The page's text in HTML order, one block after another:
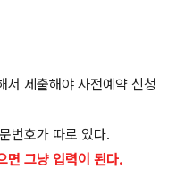
서 제출해야 사전예약 신청
번호가 따로 있다.
면 그냥 입력이 된다.